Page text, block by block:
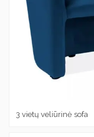
3 vietų veliūrinė sofa